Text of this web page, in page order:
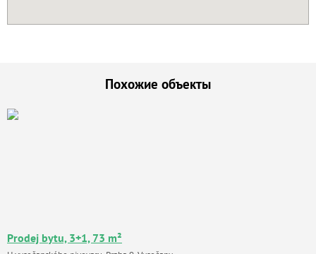
Похожие объекты
Prodej bytu, 3+1, 73 m²